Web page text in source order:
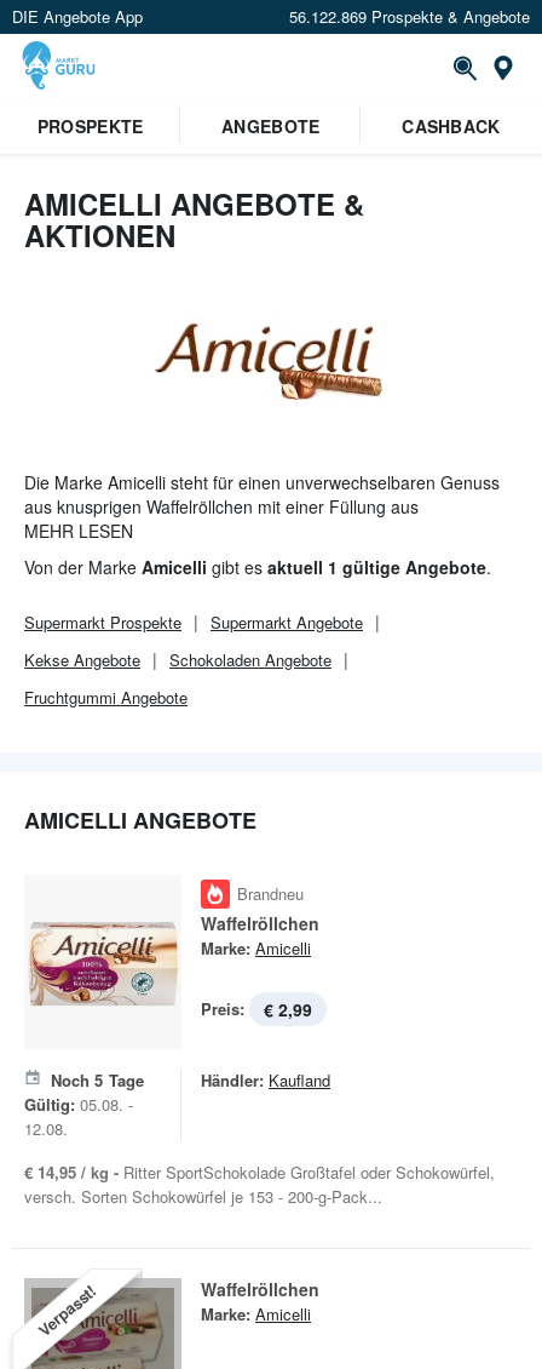
DIE Angebote App 56.122.869 Prospekte & Angebote
PROSPEKTE ANGEBOTE CASHBACK
AMICELLI ANGEBOTE &
AKTIONEN
Die Marke Amicelli steht für einen unverwechselbaren Genuss
aus knusprigen Waffelröllchen mit einer Füllung aus
Haselnusscreme umgeben von köstlicher Schokolade. Für die
Herstellung ist der US-amerikanische Lebensmittelkonzern Mars
verantwortlich, dessen deutsche Niederlassung ihren Sitz im
MEHR LESEN
Von der Marke Amicelli gibt es aktuell 1 gültige Angebote.
Supermarkt Prospekte Supermarkt Angebote
Kekse Angebote
Schokoladen Angebote
Fruchtgummi Angebote
AMICELLI ANGEBOTE
Brandneu
Waffelröllchen
Marke: Amicelli
Preis: € 2,99
Noch 5 Tage
Gültig: 05.08. -
12.08.
Händler: Kaufland
€ 14,95 / kg - Ritter SportSchokolade Großtafel oder Schokowürfel,
versch. Sorten Schokowürfel je 153 - 200-g-Pack...
Verpasst! Waffelröllchen
Marke: Amicelli